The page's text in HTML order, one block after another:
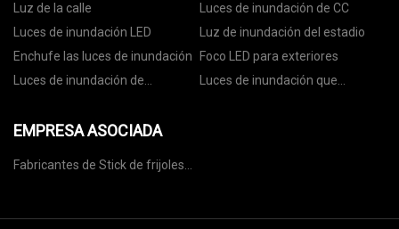
Luz de la calle
Luces de inundación de CC
Luces de inundación LED
Luz de inundación del estadio
Enchufe las luces de inundación
Foco LED para exteriores
Luces de inundación de
Luces de inundación que
EMPRESA ASOCIADA
Fabricantes de Stick de frijoles